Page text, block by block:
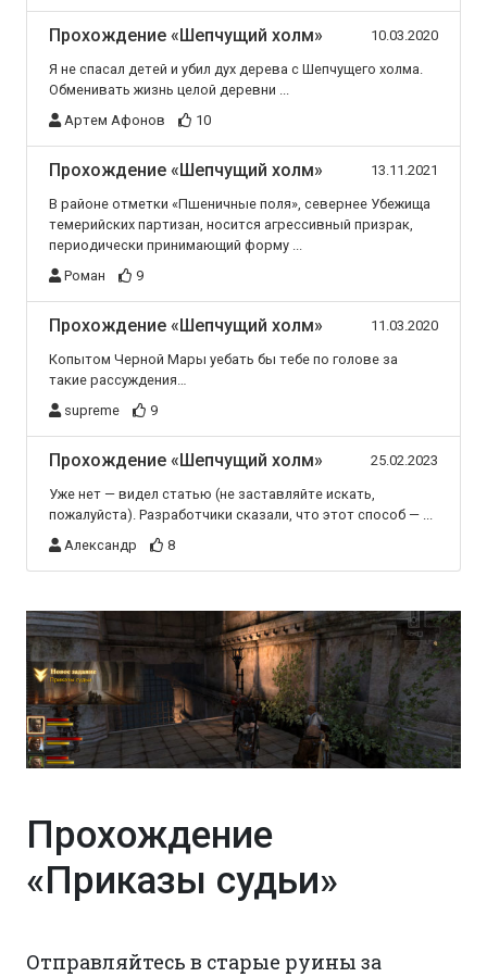
Прохождение
«Приказы судьи»
Отправляйтесь в старые руины за
Прохождение «Шепчущий холм» 10.03.2020
Я не спасал детей и убил дух дерева с Шепчущего холма.
Обменивать жизнь целой деревни ...
Артем Афонов
10
Прохождение «Шепчущий холм» 13.11.2021
В районе отметки «Пшеничные поля», севернее Убежища
темерийских партизан, носится агрессивный призрак,
периодически принимающий форму ...
Роман
9
Прохождение «Шепчущий холм» 11.03.2020
Копытом Черной Мары уебать бы тебе по голове за
такие рассуждения…
supreme
9
Прохождение «Шепчущий холм» 25.02.2023
Уже нет — видел статью (не заставляйте искать,
пожалуйста). Разработчики сказали, что этот способ — ...
Александр
8